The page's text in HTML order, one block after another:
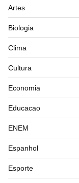
Artes
Biologia
Clima
Cultura
Economia
Educacao
ENEM
Espanhol
Esporte